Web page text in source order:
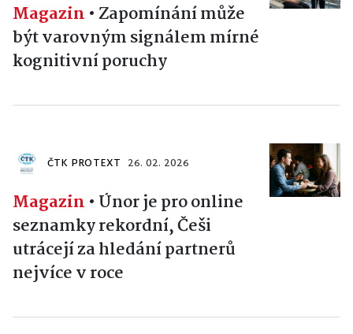
Magazin • Zapomínání může
být varovným signálem mírné
kognitivní poruchy
ČTK PROTEXT 26. 02. 2026
Magazin • Únor je pro online
seznamky rekordní, Češi
utrácejí za hledání partnerů
nejvíce v roce